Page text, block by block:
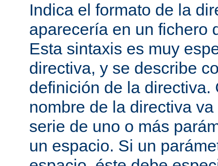
Indica el formato de la
aparecería en un fichero
Esta sintaxis es muy
directiva, y se describe
definición de la directiva.
nombre de la directiva
serie de uno o más
un espacio. Si un